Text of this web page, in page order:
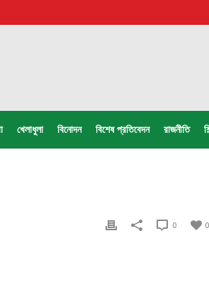
খেলাধুলা বিনোদন বিশেষ প্রতিবেদন রাজনীতি
0
0